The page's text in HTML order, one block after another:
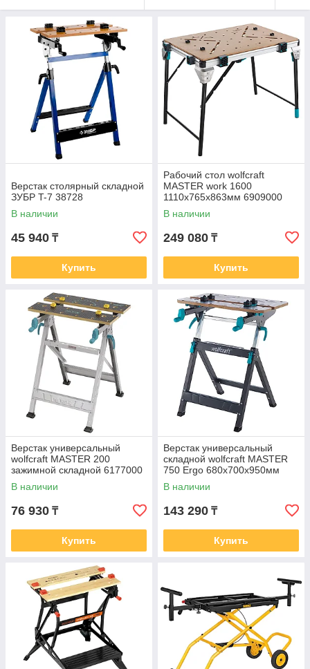
Верстак столярный складной
ЗУБР T-7 38728
В наличии
45 940 ₸
Купить
Рабочий стол wolfcraft
MASTER work 1600
1110x765x863мм 6909000
В наличии
249 080 ₸
Купить
Верстак универсальный
wolfcraft MASTER 200
зажимной складной 6177000
В наличии
76 930 ₸
Купить
Верстак универсальный
складной wolfcraft MASTER
750 Ergo 680x700x950мм
6871000
В наличии
143 290 ₸
Купить